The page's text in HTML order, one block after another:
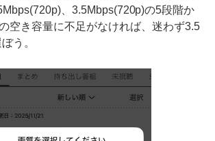
、3.5Mbps(720p)の5段階か
空き容量に不足がなければ、迷わず3.5
う。